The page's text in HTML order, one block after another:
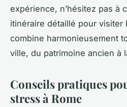
expérience, n’hésitez pas à
itinéraire détaillé pour visiter
combine harmonieusement
ville, du patrimoine ancien à
Conseils pratiques
stress à Rome